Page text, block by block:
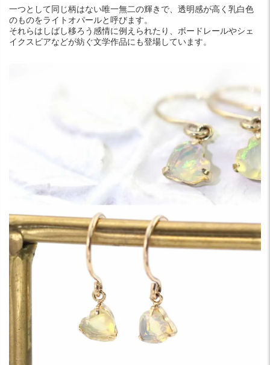
一つとして同じ柄はない唯一無二の輝きで、透明感が高く乳白色
のものをライトオパールと呼びます。
それらはしばし移ろう感情に例えられたり、ボードレールやシェ
イクスピアなどが紡ぐ文学作品にも登場しています。